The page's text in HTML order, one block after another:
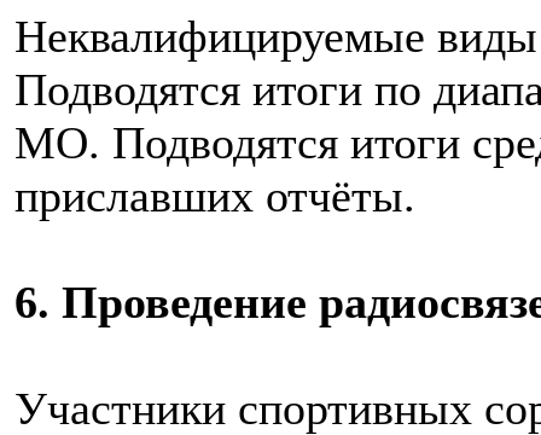
Неквалифицируемые
Подводятся итоги по
MO. Подводятся итоги
приславших отчёты.
6. Проведение
Участники спортивных